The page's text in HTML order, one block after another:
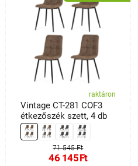
raktáron
Vintage CT-281 COF3
étkezőszék szett, 4 db
71 545 Ft
46 145Ft